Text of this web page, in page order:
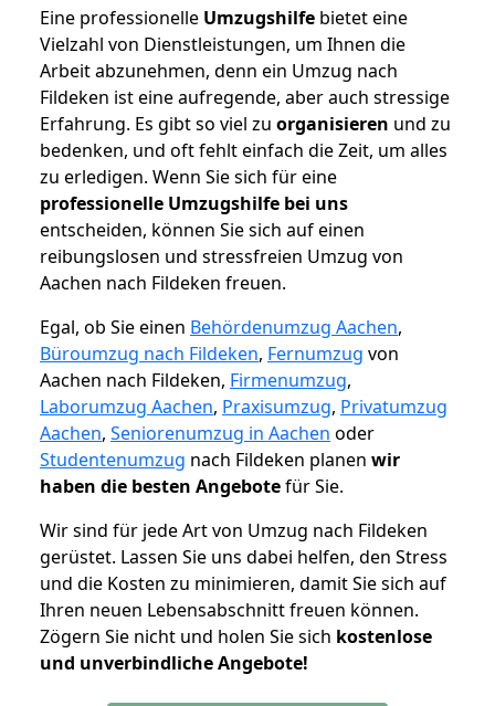
Eine professionelle Umzugshilfe bietet eine
Vielzahl von Dienstleistungen, um Ihnen die
Arbeit abzunehmen, denn ein Umzug nach
Fildeken ist eine aufregende, aber auch stressige
Erfahrung. Es gibt so viel zu organisieren und zu
bedenken, und oft fehlt einfach die Zeit, um alles
zu erledigen. Wenn Sie sich für eine
professionelle Umzugshilfe bei uns
entscheiden, können Sie sich auf einen
reibungslosen und stressfreien Umzug von
Aachen nach Fildeken freuen.
Egal, ob Sie einen Behördenumzug Aachen,
Büroumzug nach Fildeken, Fernumzug von
Aachen nach Fildeken, Firmenumzug,
Laborumzug Aachen, Praxisumzug, Privatumzug
Aachen, Seniorenumzug in Aachen oder
Studentenumzug nach Fildeken planen wir
haben die besten Angebotefür Sie.
Wir sind für jede Art von Umzug nach Fildeken
gerüstet. Lassen Sie uns dabei helfen, den Stress
und die Kosten zu minimieren, damit Sie sich auf
Ihren neuen Lebensabschnitt freuen können.
Zögern Sie nicht und holen Sie sich kostenlose
und unverbindliche Angebote!